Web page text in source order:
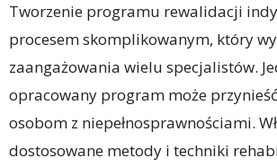
Tworzenie programu rewalidacji
procesem skomplikowanym, który
zaangażowania wielu specjalistów.
opracowany program może
osobom z niepełnosprawnościami.
dostosowane metody i techniki